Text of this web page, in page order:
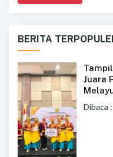
BERITA
Juara
Dibaca :